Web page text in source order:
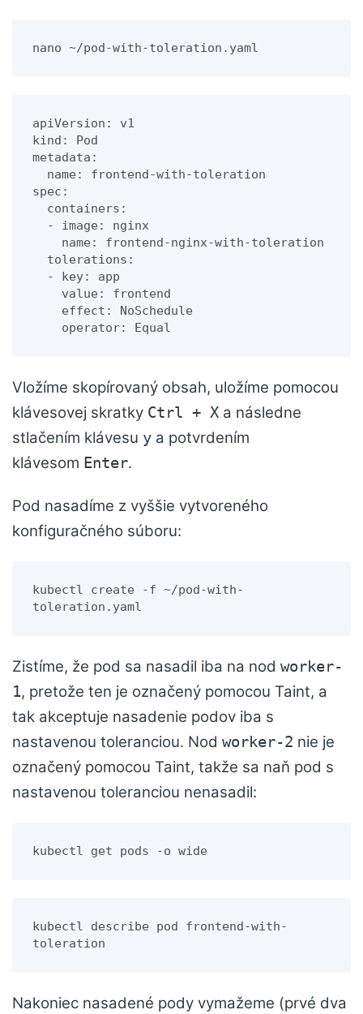
nano ~/pod-with-toleration.yaml
apiVersion: v1
kind: Pod
metadata:
spec:
Vložíme skopírovaný obsah, uložíme pomocou
klávesovej skratky Ctrl + X a následne
stlačením klávesu y a potvrdením
klávesom Enter.
Pod nasadíme z vyššie vytvoreného
konfiguračného súboru:
kubectl create -f ~/pod-with-
toleration.yaml
Zistíme, že pod sa nasadil iba na nod worker-
1, pretože ten je označený pomocou Taint, a
tak akceptuje nasadenie podov iba s
nastavenou toleranciou. Nod worker-2 nie je
označený pomocou Taint, takže sa naň pod s
nastavenou toleranciou nenasadil:
kubectl get pods -o wide
kubectl describe pod frontend-with-
toleration
Nakoniec nasadené pody vymažeme (prvé dva